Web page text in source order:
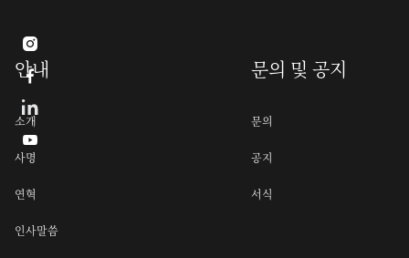
안내
소개
사명
연혁
인사말씀
문의 및 공지
문의
공지
서식


